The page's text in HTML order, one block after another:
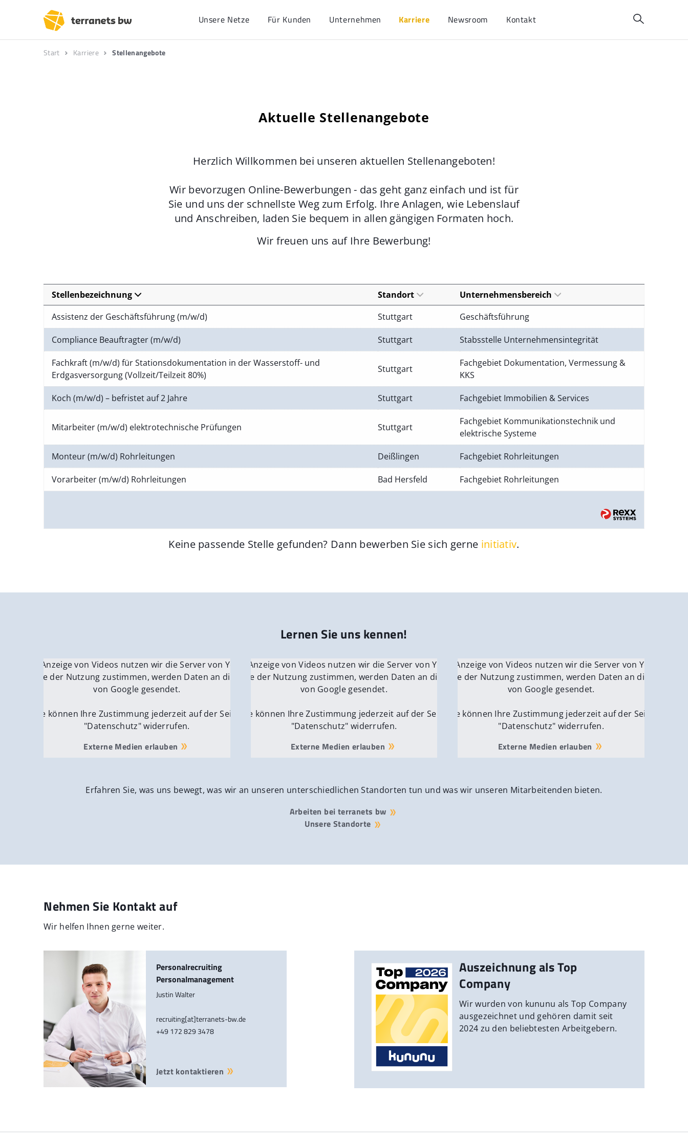
Unsere Netze Für Kunden Unternehmen Karriere Newsroom Kontakt
Start Karriere Stellenangebote
Aktuelle Stellenangebote
Herzlich Willkommen bei unseren aktuellen Stellenangeboten!
Wir bevorzugen Online-Bewerbungen - das geht ganz einfach und ist für
Sie und uns der schnellste Weg zum Erfolg. Ihre Anlagen, wie Lebenslauf
und Anschreiben, laden Sie bequem in allen gängigen Formaten hoch.
Wir freuen uns auf Ihre Bewerbung!
Stellenbezeichnung Standort
Unternehmensbereich
Assistenz der Geschäftsführung (m/w/d)
Stuttgart Geschäftsführung
Compliance Beauftragter (m/w/d) Stuttgart Stabsstelle Unternehmensintegrität
Fachkraft (m/w/d) für Stationsdokumentation in der Wasserstoff- und
Erdgasversorgung (Vollzeit/Teilzeit 80%)
Stuttgart
Fachgebiet Dokumentation, Vermessung &
KKS
Koch (m/w/d) – befristet auf 2 Jahre Stuttgart Fachgebiet Immobilien & Services
Mitarbeiter (m/w/d) elektrotechnische Prüfungen Stuttgart
Fachgebiet Kommunikationstechnik und
elektrische Systeme
Monteur (m/w/d) Rohrleitungen Deißlingen Fachgebiet Rohrleitungen
Vorarbeiter (m/w/d) Rohrleitungen Bad Hersfeld Fachgebiet Rohrleitungen
Keine passende Stelle gefunden? Dann bewerben Sie sich gerne initiativ.
Lernen Sie uns kennen!
Für die Anzeige von Videos nutzen wir die Server von YouTube.
Wenn Sie der Nutzung zustimmen, werden Daten an die Server
von Google gesendet.
Sie können Ihre Zustimmung jederzeit auf der Seite
"Datenschutz" widerrufen.
Externe Medien erlauben
Für die Anzeige von Videos nutzen wir die Server von YouTube.
Wenn Sie der Nutzung zustimmen, werden Daten an die Server
von Google gesendet.
Sie können Ihre Zustimmung jederzeit auf der Seite
"Datenschutz" widerrufen.
Externe Medien erlauben
Für die Anzeige von Videos nutzen wir die Server von YouTube.
Wenn Sie der Nutzung zustimmen, werden Daten an die Server
von Google gesendet.
Sie können Ihre Zustimmung jederzeit auf der Seite
"Datenschutz" widerrufen.
Externe Medien erlauben
Erfahren Sie, was uns bewegt, was wir an unseren unterschiedlichen Standorten tun und was wir unseren Mitarbeitenden bieten.
Arbeiten bei terranets bw
Unsere Standorte
Nehmen Sie Kontakt auf
Wir helfen Ihnen gerne weiter.
Personalrecruiting
Personalmanagement
Justin Walter
recruiting[at]terranets-bw.de
+49 172 829 3478
Jetzt kontaktieren
Auszeichnung als Top
Company
Wir wurden von kununu als Top Company
ausgezeichnet und gehören damit seit
2024 zu den beliebtesten Arbeitgebern.